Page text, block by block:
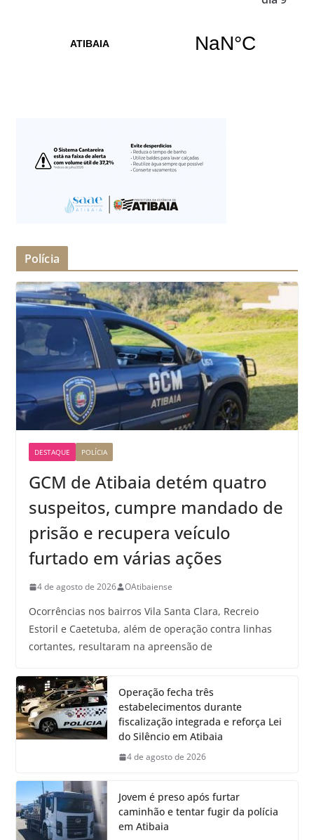
Polícia
DESTAQUE POLÍCIA
GCM de Atibaia detém quatro
suspeitos, cumpre mandado de
prisão e recupera veículo
furtado em várias ações
4 de agosto de 2026 OAtibaiense
Ocorrências nos bairros Vila Santa Clara, Recreio
Estoril e Caetetuba, além de operação contra linhas
cortantes, resultaram na apreensão de
Operação fecha três
estabelecimentos durante
fiscalização integrada e reforça Lei
do Silêncio em Atibaia
4 de agosto de 2026
Jovem é preso após furtar
caminhão e tentar fugir da polícia
em Atibaia